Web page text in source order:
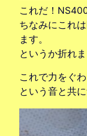
これだ！
ちなみにこれ
ます。
というか折れ
これで力をぐ
という音と共